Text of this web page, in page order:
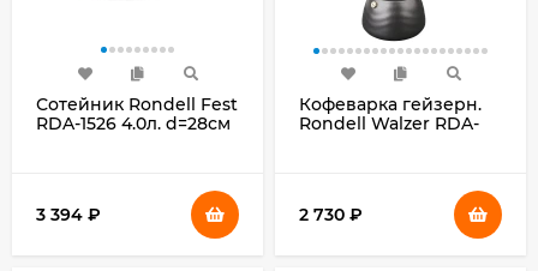
Сотейник Rondell Fest
RDA-1526 4.0л. d=28см
3 394 ₽
Кофеварка гейзерн.
Rondell Walzer RDA-
2 730 ₽